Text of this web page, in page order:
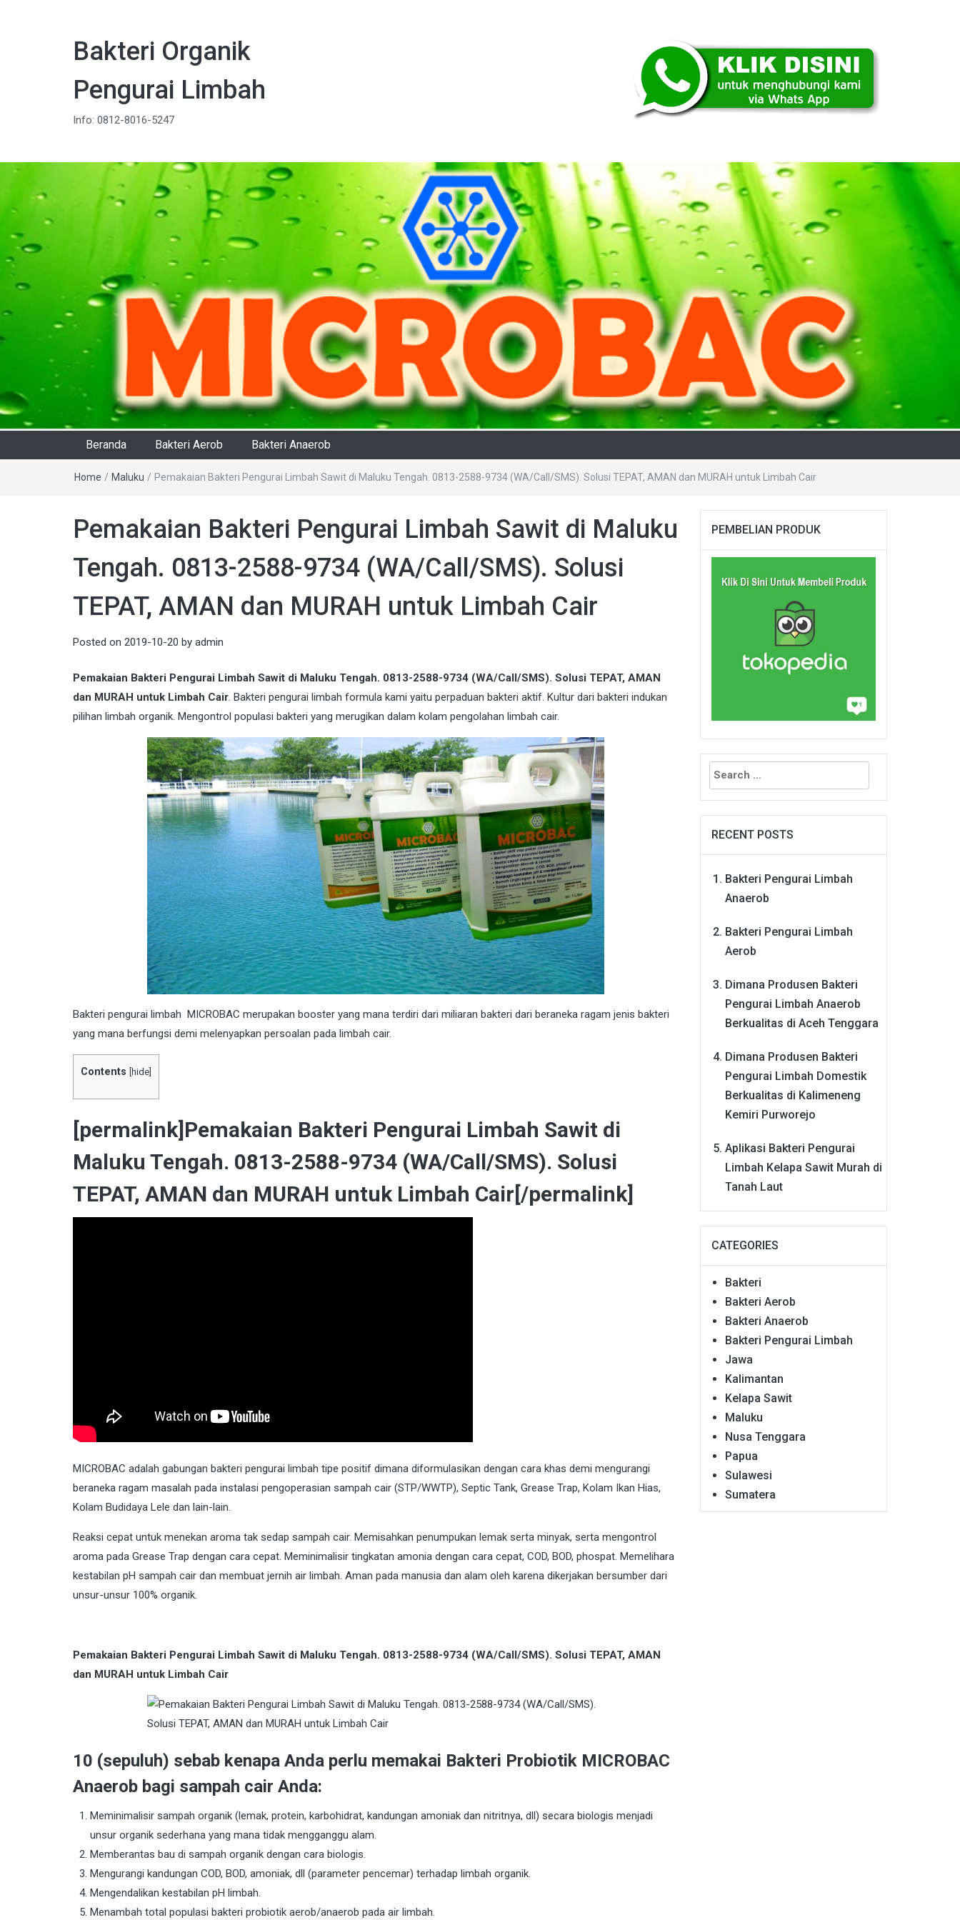
Bakteri Organik
Pengurai Limbah
Info: 0812-8016-5247
Beranda Bakteri Aerob Bakteri Anaerob
Home / Maluku / Pemakaian Bakteri Pengurai Limbah Sawit di Maluku Tengah. 0813-2588-9734 (WA/Call/SMS). Solusi TEPAT, AMAN dan MURAH untuk Limbah Cair
Pemakaian Bakteri Pengurai Limbah Sawit di Maluku
Tengah. 0813-2588-9734 (WA/Call/SMS). Solusi
TEPAT, AMAN dan MURAH untuk Limbah Cair
Posted on 2019-10-20 by admin
Pemakaian Bakteri Pengurai Limbah Sawit di Maluku Tengah. 0813-2588-9734 (WA/Call/SMS). Solusi TEPAT, AMAN
dan MURAH untuk Limbah Cair. Bakteri pengurai limbah formula kami yaitu perpaduan bakteri aktif. Kultur dari bakteri indukan
pilihan limbah organik. Mengontrol populasi bakteri yang merugikan dalam kolam pengolahan limbah cair.
Bakteri pengurai limbah MICROBAC merupakan booster yang mana terdiri dari miliaran bakteri dari beraneka ragam jenis bakteri
yang mana berfungsi demi melenyapkan persoalan pada limbah cair.
Contents hide
[permalink]Pemakaian Bakteri Pengurai Limbah Sawit di
Maluku Tengah. 0813-2588-9734 (WA/Call/SMS). Solusi
TEPAT, AMAN dan MURAH untuk Limbah Cair[/permalink]
MICROBAC adalah gabungan bakteri pengurai limbah tipe positif dimana diformulasikan dengan cara khas demi mengurangi
beraneka ragam masalah pada instalasi pengoperasian sampah cair (STP/WWTP), Septic Tank, Grease Trap, Kolam Ikan Hias,
Kolam Budidaya Lele dan lain-lain.
Reaksi cepat untuk menekan aroma tak sedap sampah cair. Memisahkan penumpukan lemak serta minyak, serta mengontrol
aroma pada Grease Trap dengan cara cepat. Meminimalisir tingkatan amonia dengan cara cepat, COD, BOD, phospat. Memelihara
kestabilan pH sampah cair dan membuat jernih air limbah. Aman pada manusia dan alam oleh karena dikerjakan bersumber dari
unsur-unsur 100% organik.
Pemakaian Bakteri Pengurai Limbah Sawit di Maluku Tengah. 0813-2588-9734 (WA/Call/SMS). Solusi TEPAT, AMAN
dan MURAH untuk Limbah Cair
10 (sepuluh) sebab kenapa Anda perlu memakai Bakteri Probiotik MICROBAC
Anaerob bagi sampah cair Anda:
Meminimalisir sampah organik (lemak, protein, karbohidrat, kandungan amoniak dan nitritnya, dll) secara biologis menjadi
unsur organik sederhana yang mana tidak mengganggu alam.
Memberantas bau di sampah organik dengan cara biologis.
Mengurangi kandungan COD, BOD, amoniak, dll (parameter pencemar) terhadap limbah organik.
Mengendalikan kestabilan pH limbah.
Menambah total populasi bakteri probiotik aerob/anaerob pada air limbah.
PEMBELIAN PRODUK
Search
for:
RECENT POSTS
Bakteri Pengurai Limbah
Anaerob
Bakteri Pengurai Limbah
Aerob
Dimana Produsen Bakteri
Pengurai Limbah Anaerob
Berkualitas di Aceh Tenggara
Dimana Produsen Bakteri
Pengurai Limbah Domestik
Berkualitas di Kalimeneng
Kemiri Purworejo
Aplikasi Bakteri Pengurai
Limbah Kelapa Sawit Murah di
Tanah Laut
CATEGORIES
Bakteri
Bakteri Aerob
Bakteri Anaerob
Bakteri Pengurai Limbah
Jawa
Kalimantan
Kelapa Sawit
Maluku
Nusa Tenggara
Papua
Sulawesi
Sumatera